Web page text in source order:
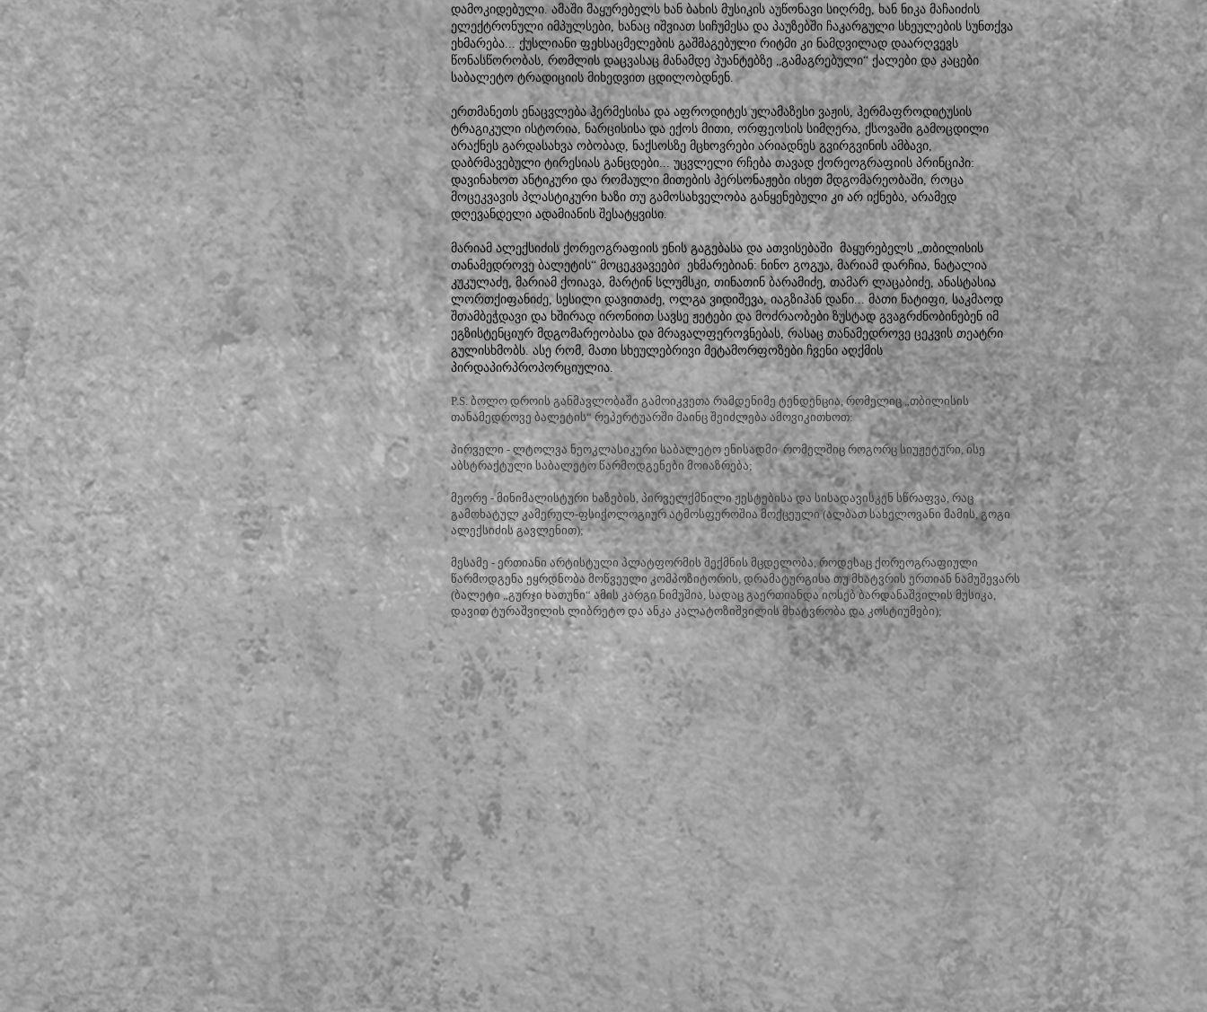
დამოკიდებული. ამაში მაყურებელს ხან ბახის მუსიკის აუწონავი სიღრმე, ხან ნიკა მაჩაიძის
ელექტრონული იმპულსები, ხანაც იშვიათ სიჩუმესა და პაუზებში ჩაკარგული სხეულების სუნთქვა
ეხმარება... ქუსლიანი ფეხსაცმელების გაშმაგებული რიტმი კი ნამდვილად დაარღვევს
წონასწორობას, რომლის დაცვასაც მანამდე პუანტებზე „გამაგრებული“ ქალები და კაცები
საბალეტო ტრადიციის მიხედვით ცდილობდნენ.
ერთმანეთს ენაცვლება ჰერმესისა და აფროდიტეს ულამაზესი ვაჟის, ჰერმაფროდიტუსის
ტრაგიკული ისტორია, ნარცისისა და ექოს მითი, ორფეოსის სიმღერა, ქსოვაში გამოცდილი
არაქნეს გარდასახვა ობობად, ნაქსოსზე მცხოვრები არიადნეს გვირგვინის ამბავი,
დაბრმავებული ტირესიას განცდები... უცვლელი რჩება თავად ქორეოგრაფიის პრინციპი:
დავინახოთ ანტიკური და რომაული მითების პერსონაჟები ისეთ მდგომარეობაში, როცა
მოცეკვავის პლასტიკური ხაზი თუ გამოსახველობა განყენებული კი არ იქნება, არამედ
დღევანდელი ადამიანის შესატყვისი.
მარიამ ალექსიძის ქორეოგრაფიის ენის გაგებასა და ათვისებაში მაყურებელს „თბილისის
თანამედროვე ბალეტის“ მოცეკვავეები ეხმარებიან: ნინო გოგუა, მარიამ დარჩია, ნატალია
კუკულაძე, მარიამ ქოიავა, მარტინ სლუმსკი, თინათინ ბარამიძე, თამარ ლაცაბიძე, ანასტასია
ლორთქიფანიძე, სესილი დავითაძე, ოლგა ვიდიშევა, იაგზიჰან დანი... მათი ნატიფი, საკმაოდ
შთამბეჭდავი და ხშირად ირონიით სავსე ჟეტები და მოძრაობები ზუსტად გვაგრძნობინებენ იმ
ეგზისტენციურ მდგომარეობასა და მრავალფეროვნებას, რასაც თანამედროვე ცეკვის თეატრი
გულისხმობს. ასე რომ, მათი სხეულებრივი მეტამორფოზები ჩვენი აღქმის
პირდაპირპროპორციულია.
P.S. ბოლო დროის განმავლობაში გამოიკვეთა რამდენიმე ტენდენცია, რომელიც „თბილისის
თანამედროვე ბალეტის“ რეპერტუარში მაინც შეიძლება ამოვიკითხოთ:
პირველი - ლტოლვა ნეოკლასიკური საბალეტო ენისადმი რომელშიც როგორც სიუჟეტური, ისე
აბსტრაქტული საბალეტო წარმოდგენები მოიაზრება;
მეორე - მინიმალისტური ხაზების, პირველქმნილი ჟესტებისა და სისადავისკენ სწრაფვა, რაც
გამოხატულ კამერულ-ფსიქოლოგიურ ატმოსფეროშია მოქცეული (ალბათ სახელოვანი მამის, გოგი
ალექსიძის გავლენით);
მესამე - ერთიანი არტისტული პლატფორმის შექმნის მცდელობა, როდესაც ქორეოგრაფიული
წარმოდგენა ეყრდნობა მოწვეული კომპოზიტორის, დრამატურგისა თუ მხატვრის ერთიან ნამუშევარს
(ბალეტი „გურჯი ხათუნი“ ამის კარგი ნიმუშია, სადაც გაერთიანდა იოსებ ბარდანაშვილის მუსიკა,
დავით ტურაშვილის ლიბრეტო და ანკა კალატოზიშვილის მხატვრობა და კოსტიუმები);